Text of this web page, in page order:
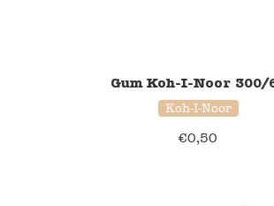
Gum Koh-I-Noor 300/
Koh-I-Noor
€0,50